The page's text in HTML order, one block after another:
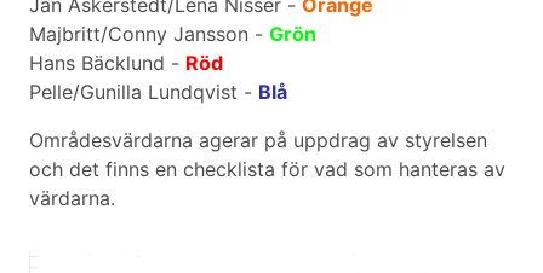
Jan Askerstedt/Lena Nisser - Orange
Majbritt/Conny Jansson - Grön
Hans Bäcklund - Röd
Pelle/Gunilla Lundqvist - Blå
Områdesvärdarna agerar på uppdrag av styrelsen
och det finns en checklista för vad som hanteras av
värdarna.